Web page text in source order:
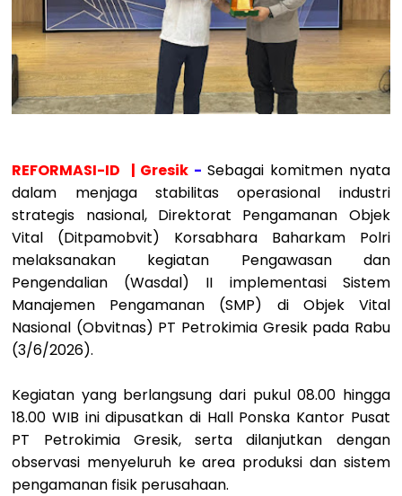
REFORMASI-ID | Gresik - Sebagai komitmen nyata
dalam menjaga stabilitas operasional industri
strategis nasional, Direktorat Pengamanan Objek
Vital (Ditpamobvit) Korsabhara Baharkam Polri
melaksanakan kegiatan Pengawasan dan
Pengendalian (Wasdal) II implementasi Sistem
Manajemen Pengamanan (SMP) di Objek Vital
Nasional (Obvitnas) PT Petrokimia Gresik pada Rabu
(3/6/2026).
Kegiatan yang berlangsung dari pukul 08.00 hingga
18.00 WIB ini dipusatkan di Hall Ponska Kantor Pusat
PT Petrokimia Gresik, serta dilanjutkan dengan
observasi menyeluruh ke area produksi dan sistem
pengamanan fisik perusahaan.